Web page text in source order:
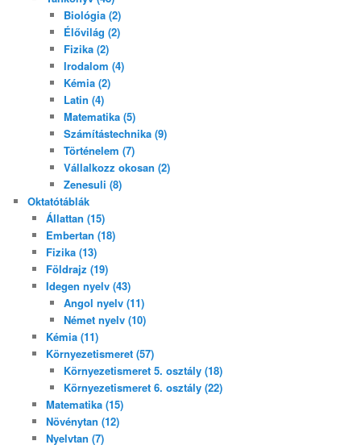
Biológia (2)
Élővilág (2)
Fizika (2)
Irodalom (4)
Kémia (2)
Latin (4)
Matematika (5)
Számítástechnika (9)
Történelem (7)
Vállalkozz okosan (2)
Zenesuli (8)
Oktatótáblák
Állattan (15)
Embertan (18)
Fizika (13)
Földrajz (19)
Idegen nyelv (43)
Angol nyelv (11)
Német nyelv (10)
Kémia (11)
Környezetismeret (57)
Környezetismeret 5. osztály (18)
Környezetismeret 6. osztály (22)
Matematika (15)
Növénytan (12)
Nyelvtan (7)